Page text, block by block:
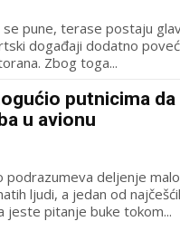
se pune, terase postaju
događaji dodatno
Zbog toga...
putnicima da
u avionu
podrazumeva deljenje
ljudi, a jedan od
jeste pitanje buke tokom...